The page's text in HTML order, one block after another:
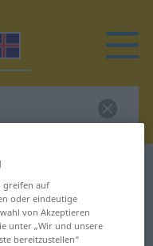
greifen auf
oder eindeutige
von Akzeptieren
unter „Wir und unsere
bereitzustellen“